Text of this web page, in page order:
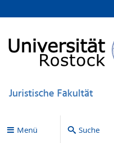
Juristische Fakultät
Menü Suche